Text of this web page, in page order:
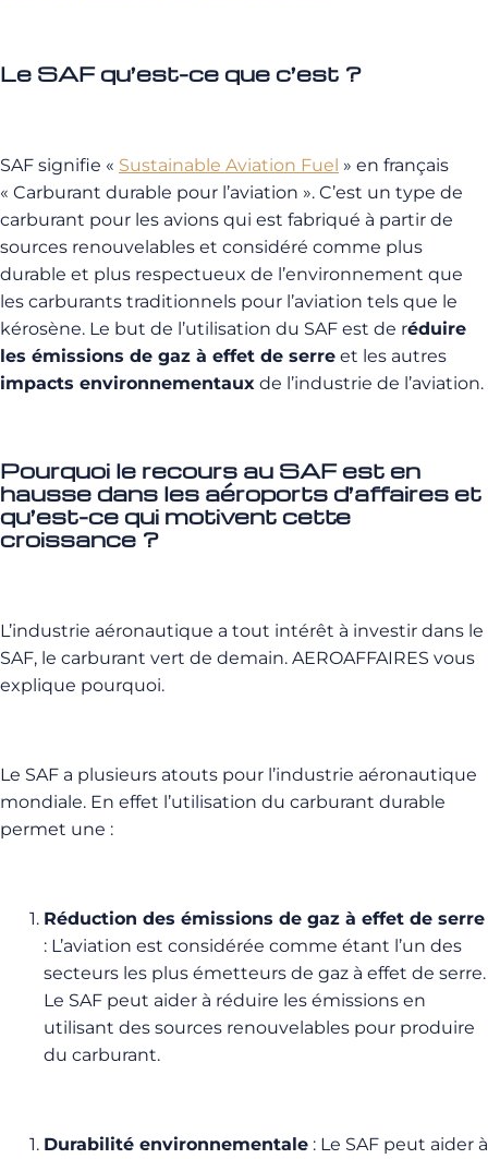
Le SAF qu’est-ce que c’est ?
SAF signifie « Sustainable Aviation Fuel » en français
« Carburant durable pour l’aviation ». C’est un type de
carburant pour les avions qui est fabriqué à partir de
sources renouvelables et considéré comme plus
durable et plus respectueux de l’environnement que
les carburants traditionnels pour l’aviation tels que le
kérosène. Le but de l’utilisation du SAF est de réduire
les émissions de gaz à effet de serre et les autres
impacts environnementaux de l’industrie de l’aviation.
Pourquoi le recours au SAF est en
hausse dans les aéroports d’affaires et
qu’est-ce qui motivent cette
croissance ?
L’industrie aéronautique a tout intérêt à investir dans le
SAF, le carburant vert de demain. AEROAFFAIRES vous
explique pourquoi.
Le SAF a plusieurs atouts pour l’industrie aéronautique
mondiale. En effet l’utilisation du carburant durable
permet une :
Réduction des émissions de gaz à effet de serre
: L’aviation est considérée comme étant l’un des
secteurs les plus émetteurs de gaz à effet de serre.
Le SAF peut aider à réduire les émissions en
utilisant des sources renouvelables pour produire
du carburant.
Durabilité environnementale : Le SAF peut aider à